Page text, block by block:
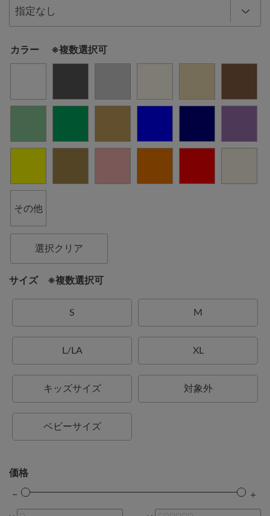
カラー ※複数選択可
その他
選択クリア
サイズ ※複数選択可
S M
L/LA XL
キッズサイズ 対象外
ベビーサイズ
価格